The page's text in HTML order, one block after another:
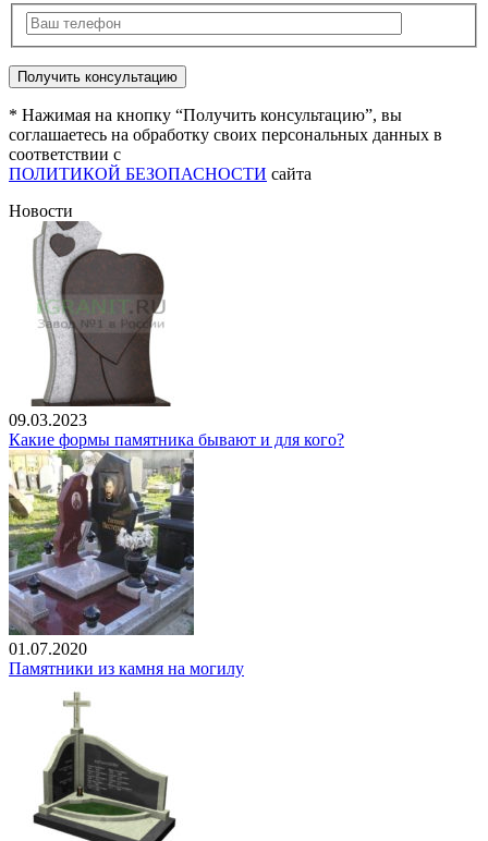
* Нажимая на кнопку “Получить консультацию”, вы
соглашаетесь на обработку своих персональных данных в
соответствии с
ПОЛИТИКОЙ БЕЗОПАСНОСТИ сайта
Новости
09.03.2023
Какие формы памятника бывают и для кого?
01.07.2020
Памятники из камня на могилу